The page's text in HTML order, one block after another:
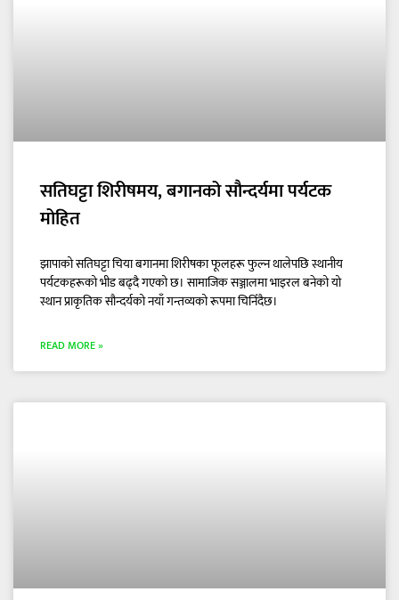
सतिघट्टा शिरीषमय, बगानको सौन्दर्यमा पर्यटक
मोहित
झापाको सतिघट्टा चिया बगानमा शिरीषका फूलहरू फुल्न थालेपछि स्थानीय
पर्यटकहरूको भीड बढ्दै गएको छ। सामाजिक सञ्जालमा भाइरल बनेको यो
स्थान प्राकृतिक सौन्दर्यको नयाँ गन्तव्यको रूपमा चिनिँदैछ।
READ MORE »